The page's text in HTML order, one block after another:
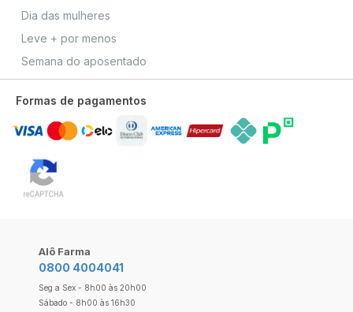
Dia das mulheres
Leve + por menos
Semana do aposentado
Formas de pagamentos
Alô Farma
0800 4004041
Seg a Sex - 8h00 às 20h00
Sábado - 8h00 às 16h30